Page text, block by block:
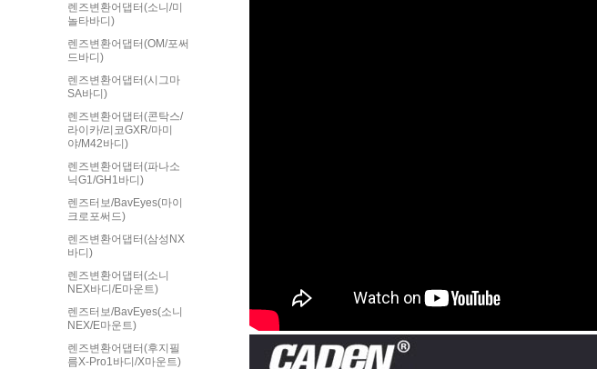
렌즈변환어댑터(소니/미
놀타바디)
렌즈변환어댑터(OM/포써
드바디)
렌즈변환어댑터(시그마
SA바디)
렌즈변환어댑터(콘탁스/
라이카/리코GXR/마미
야/M42바디)
렌즈변환어댑터(파나소
닉G1/GH1바디)
렌즈터보/BavEyes(마이
크로포써드)
렌즈변환어댑터(삼성NX
바디)
렌즈변환어댑터(소니
NEX바디/E마운트)
렌즈터보/BavEyes(소니
NEX/E마운트)
렌즈변환어댑터(후지필
름X-Pro1바디/X마운트)